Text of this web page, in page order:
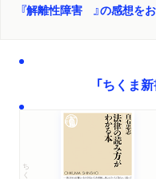
『解離性障害 』の感想を
「ちくま
ちくま新書